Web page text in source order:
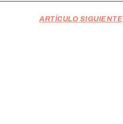
ARTÍCULO SIGUIENTE